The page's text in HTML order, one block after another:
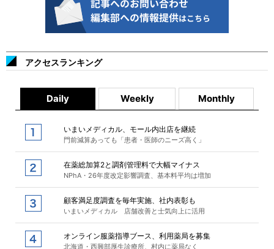
アクセスランキング
Daily Weekly Monthly
いまいメディカル、モール内出店を継続
門前減算あっても「患者・医師のニーズ高く」
在薬総加算2と調剤管理料で大幅マイナス
NPhA・26年度改定影響調査、基本料平均は増加
顧客満足度調査を毎年実施、社内表彰も
いまいメディカル 店舗改善と士気向上に活用
オンライン服薬指導ブース、利用薬局を募集
北海道・西興部厚生診療所、村内に薬局なく